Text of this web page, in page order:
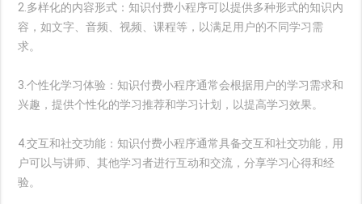
2.多样化的内容形式：知识付费小程序可以提供多种形式的知识内
容，如文字、音频、视频、课程等，以满足用户的不同学习需
求。
3.个性化学习体验：知识付费小程序通常会根据用户的学习需求和
兴趣，提供个性化的学习推荐和学习计划，以提高学习效果。
4.交互和社交功能：知识付费小程序通常具备交互和社交功能，用
户可以与讲师、其他学习者进行互动和交流，分享学习心得和经
验。